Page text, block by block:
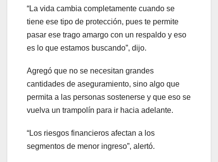
“La vida cambia completamente cuando se
tiene ese tipo de protección, pues te permite
pasar ese trago amargo con un respaldo y eso
es lo que estamos buscando”, dijo.
Agregó que no se necesitan grandes
cantidades de aseguramiento, sino algo que
permita a las personas sostenerse y que eso se
vuelva un trampolín para ir hacia adelante.
“Los riesgos financieros afectan a los
segmentos de menor ingreso”, alertó.